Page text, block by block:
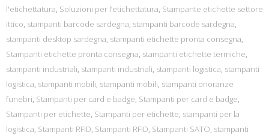
l'etichettatura, Soluzioni per l’etichettatura, Stampante etichette settore
ittico, stampanti barcode sardegna, stampanti barcode sardegna,
stampanti desktop sardegna, stampanti etichette pronta consegna,
Stampanti etichette pronta consegna, stampanti etichette termiche,
stampanti industriali, stampanti industriali, stampanti logistica, stampanti
logistica, stampanti mobili, stampanti mobili, stampanti onoranze
funebri, Stampanti per card e badge, Stampanti per card e badge,
Stampanti per etichette, Stampanti per etichette, stampanti per la
logistica, Stampanti RFID, Stampanti RFID, Stampanti SATO, stampanti